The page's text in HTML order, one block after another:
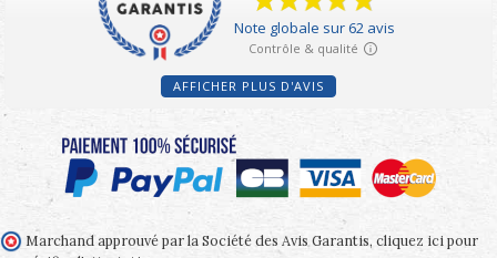
AFFICHER PLUS D'AVIS
Marchand approuvé par la Société des Avis Garantis, cliquez ici pour